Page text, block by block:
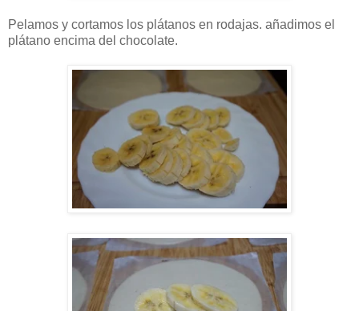
Pelamos y cortamos los plátanos en rodajas. añadimos el
plátano encima del chocolate.